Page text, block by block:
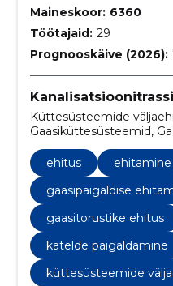
Maineskoor: 6360
Töötajaid: 29
Prognooskäive (2026):
Küttesüsteemide
Gaasiküttesüsteemid,
Gaasitrasside ehitus,
Katelde paigaldamine,
Kanalisatsioon
ehitus
ehitamine
gaasipaigaldise
gaasitorustike ehitus
katelde paigaldamine
küttesüsteemide